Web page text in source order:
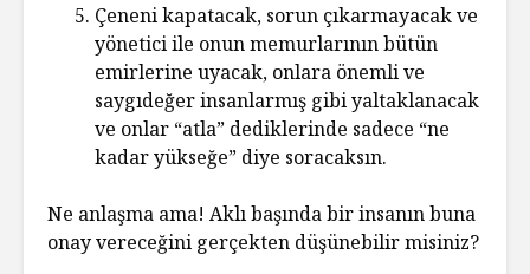
Çeneni kapatacak, sorun çıkarmayacak ve
yönetici ile onun memurlarının bütün
emirlerine uyacak, onlara önemli ve
saygıdeğer insanlarmış gibi yaltaklanacak
ve onlar “atla” dediklerinde sadece “ne
kadar yükseğe” diye soracaksın.
Ne anlaşma ama! Aklı başında bir insanın buna
onay vereceğini gerçekten düşünebilir misiniz?